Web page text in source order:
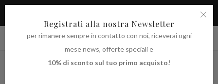
Spedire in UNITED STATES | € (EUR)
Registrati alla nostra Newsletter
per rimanere sempre in contatto con noi, riceverai ogni
mese news, offerte speciali e
10% di sconto sul tuo primo acquisto!